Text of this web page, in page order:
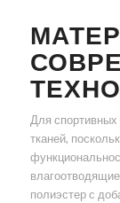
Для
тканей,
полиэстер с